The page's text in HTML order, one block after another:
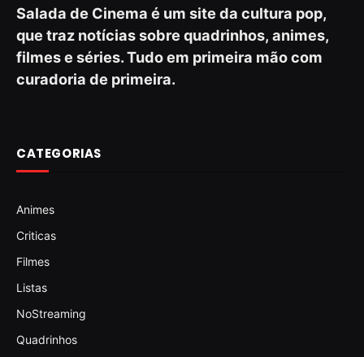
Salada de Cinema é um site da cultura pop,
que traz notícias sobre quadrinhos, animes,
filmes e séries. Tudo em primeira mão com
curadoria de primeira.
CATEGORIAS
Animes
Criticas
Filmes
Listas
NoStreaming
Quadrinhos